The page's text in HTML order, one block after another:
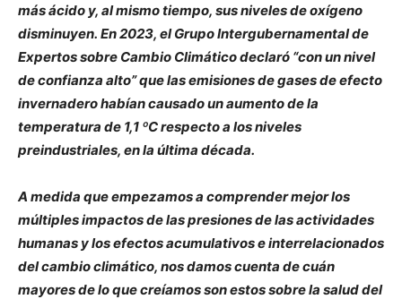
más ácido y, al mismo tiempo, sus niveles de oxígeno
disminuyen. En 2023, el Grupo Intergubernamental de
Expertos sobre Cambio Climático declaró “con un nivel
de confianza alto” que las emisiones de gases de efecto
invernadero habían causado un aumento de la
temperatura de 1,1 ºC respecto a los niveles
preindustriales, en la última década.
A medida que empezamos a comprender mejor los
múltiples impactos de las presiones de las actividades
humanas y los efectos acumulativos e interrelacionados
del cambio climático, nos damos cuenta de cuán
mayores de lo que creíamos son estos sobre la salud del